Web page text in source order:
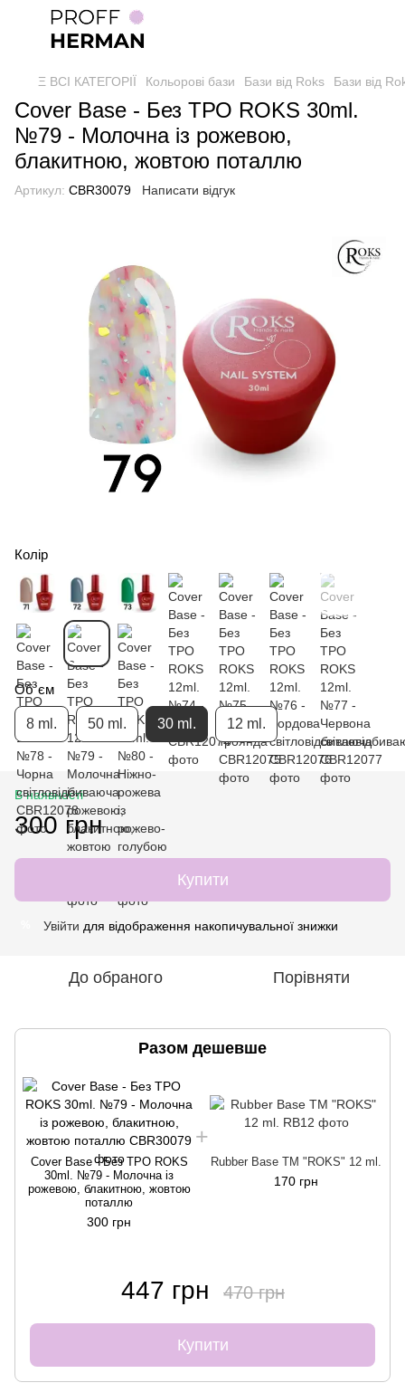
Ξ ВСІ КАТЕГОРІЇ Кольорові бази Бази від Roks Бази від
Cover Base - Без ТРО ROKS 30ml.
№79 - Молочна із рожевою,
блакитною, жовтою поталлю
Артикул: CBR30079 Написати відгук
Колір
Об`єм
8 ml. 50 ml. 30 ml. 12 ml.
В наявності
300 грн
Купити
Увійти для відображення накопичувальної знижки
До обраного Порівняти
Разом дешевше
Cover Base - Без ТРО ROKS
30ml. №79 - Молочна із
рожевою, блакитною, жовтою
поталлю
300 грн
Rubber Base ТМ "ROKS" 12 ml.
170 грн
447 грн 470 грн
Купити